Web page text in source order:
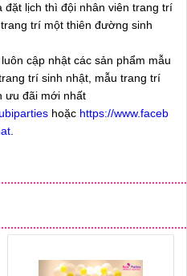
đặt lịch thì đội nhân viên trang trí
trí một thiên đường sinh
cập nhật các sản phẩm mẫu
trí sinh nhật, mẫu trang trí
ưu đãi mới nhất
hoặc https://www.faceb